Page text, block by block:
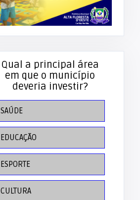
Qual a principal área
em que o município
deveria investir?
SAÚDE
EDUCAÇÃO
ESPORTE
CULTURA